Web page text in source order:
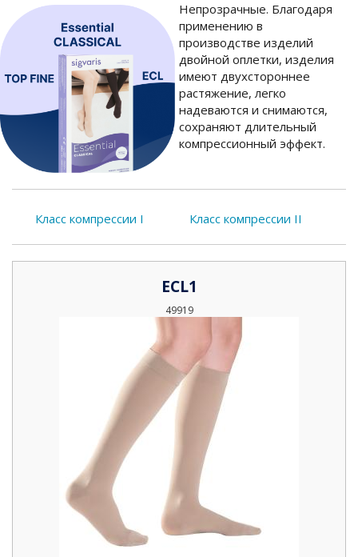
Непрозрачные. Благодаря
применению в
производстве изделий
двойной оплетки, изделия
имеют двухстороннее
растяжение, легко
надеваются и снимаются,
сохраняют длительный
компрессионный эффект.
Класс компрессии I Класс компрессии II
ECL1
49919